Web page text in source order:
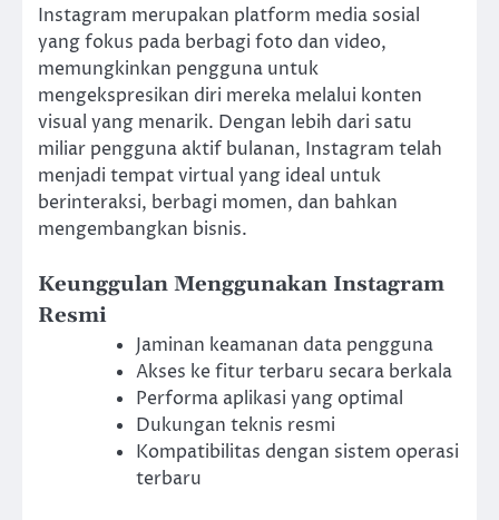
Instagram merupakan platform media sosial
yang fokus pada berbagi foto dan video,
memungkinkan pengguna untuk
mengekspresikan diri mereka melalui konten
visual yang menarik. Dengan lebih dari satu
miliar pengguna aktif bulanan, Instagram telah
menjadi tempat virtual yang ideal untuk
berinteraksi, berbagi momen, dan bahkan
mengembangkan bisnis.
Keunggulan Menggunakan Instagram
Resmi
Jaminan keamanan data pengguna
Akses ke fitur terbaru secara berkala
Performa aplikasi yang optimal
Dukungan teknis resmi
Kompatibilitas dengan sistem operasi
terbaru